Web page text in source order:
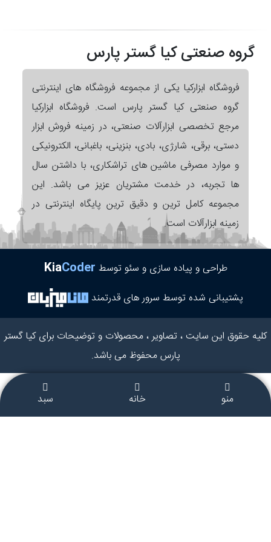
گروه صنعتی کیا گستر پارس
فروشگاه ابزارکیا یکی از مجموعه فروشگاه های اینترنتی
گروه صنعتی کیا گستر پارس است. فروشگاه ابزارکیا
مرجع تخصصی ابزارآلات صنعتی، در زمینه فروش ابزار
دستی، برقی، شارژی، بادی، بنزینی، باغبانی، الکترونیکی
و موارد مصرفی ماشین های تراشکاری، با داشتن سال
ها تجربه، در خدمت مشتریان عزیز می باشد. این
مجموعه کامل ترین و دقیق ترین پایگاه اینترنتی در
زمینه ابزارآلات است.
طراحی و پیاده سازی و سئو توسط KiaCoder
پشتیبانی شده توسط سرور های قدرتمند
کلیه حقوق این سایت ، تصاویر ، محصولات و توضیحات برای کیا گستر
پارس محفوظ می باشد.
منو خانه سبد